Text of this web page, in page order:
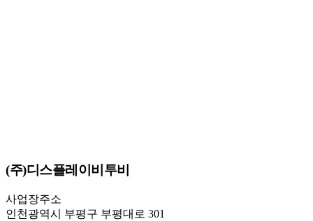
(주)디스플레이비투비
사업장주소
인천광역시 부평구 부평대로 301